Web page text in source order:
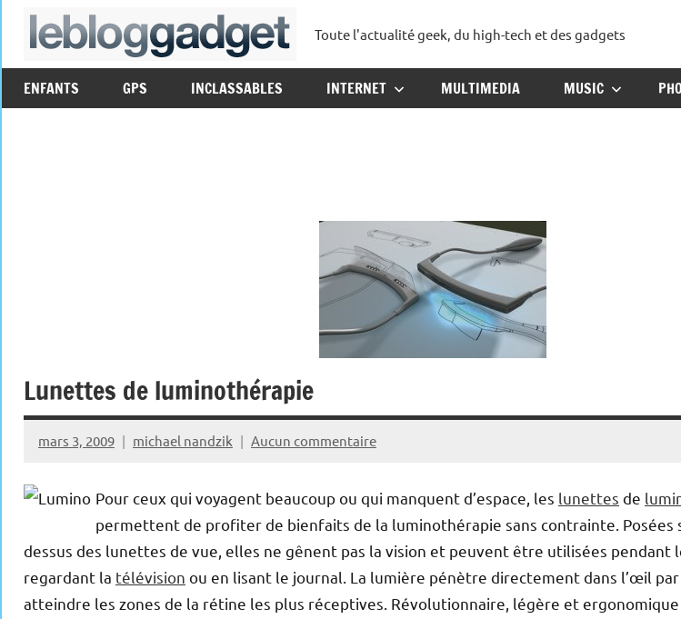
Aller
lebloggadget
Toute l'actualité geek, du high-tech et des gadgets
ENFANTS GPS INCLASSABLES INTERNET MULTIMEDIA MUSIC
Lunettes de luminothérapie
mars 3, 2009 michael nandzik Aucun commentaire
Pour ceux qui voyagent beaucoup ou qui manquent d’espace, les lunettes de
permettent de profiter de bienfaits de la luminothérapie sans contrainte. Posées
dessus des lunettes de vue, elles ne gênent pas la vision et peuvent être utilisées pendant
regardant la télévision ou en lisant le journal. La lumière pénètre directement dans l’œil
atteindre les zones de la rétine les plus réceptives. Révolutionnaire, légère et ergonomique